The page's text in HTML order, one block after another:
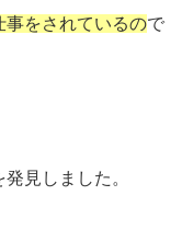
事をされているので
見しました。